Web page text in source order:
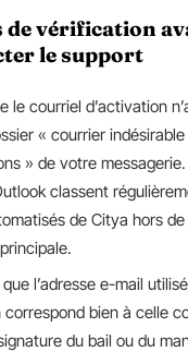
de vérification
le support
le courriel d’activation
« courrier
» de votre
classent
de Citya hors
l’adresse e-mail
correspond bien à celle
du bail ou du